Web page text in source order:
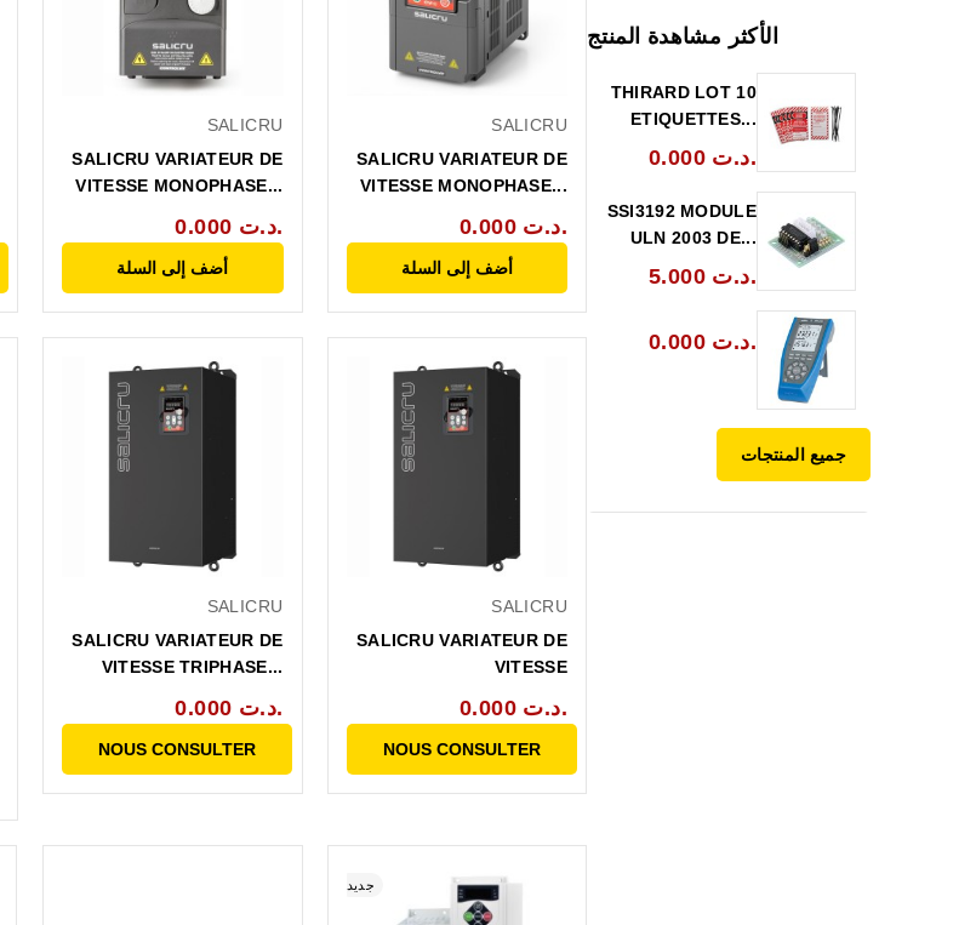
الأكثر مشاهدة المنتج
THIRARD LOT 10
ETIQUETTES...
0.000 د.ت.
SSI3192 MODULE
ULN 2003 DE...
5.000 د.ت.
0.000 د.ت.
جميع المنتجات
SALICRU
SALICRU VARIATEUR DE
VITESSE MONOPHASE...
0.000 د.ت.
أضف إلى السلة
SALICRU
SALICRU VARIATEUR DE
VITESSE MONOPHASE...
0.000 د.ت.
أضف إلى السلة
SALICRU
SALICRU VARIATEUR DE
VITESSE TRIPHASE...
0.000 د.ت.
NOUS CONSULTER
SALICRU
SALICRU VARIATEUR DE
VITESSE
0.000 د.ت.
NOUS CONSULTER
جديد